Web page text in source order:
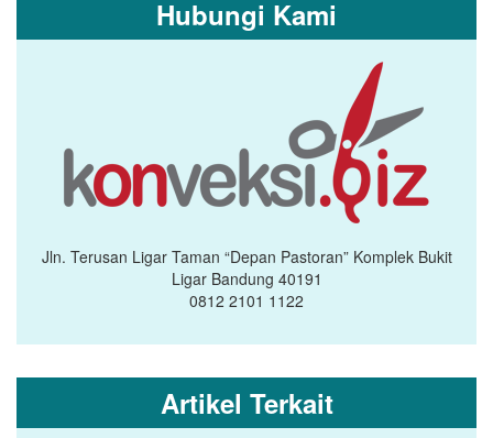
Hubungi Kami
Jln. Terusan Ligar Taman “Depan Pastoran” Komplek Bukit
Ligar Bandung 40191
0812 2101 1122
Artikel Terkait